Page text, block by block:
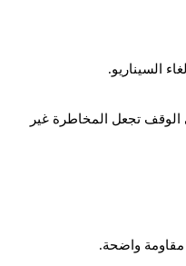
السيناريو.
الوقف تجعل المخاطرة غير
واضحة.